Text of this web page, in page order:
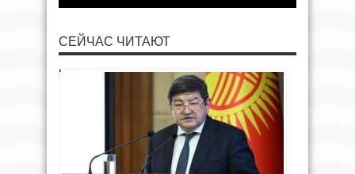
СЕЙЧАС ЧИТАЮТ